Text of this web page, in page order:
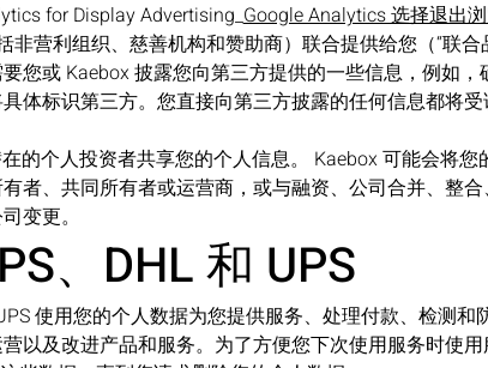
for Display Advertising_Google Analytics 选择退出
非营利组织、慈善机构和赞助商）联合提供给您（“联合
您或 Kaebox 披露您向第三方提供的一些信息，例如，
体标识第三方。您直接向第三方披露的任何信息都将
的个人投资者共享您的个人信息。 Kaebox 可能会将您
者、共同所有者或运营商，或与融资、公司合并、整
变更。
、DHL 和 UPS
使用您的个人数据为您提供服务、处理付款、检测和
以及改进产品和服务。为了方便您下次使用服务时使用